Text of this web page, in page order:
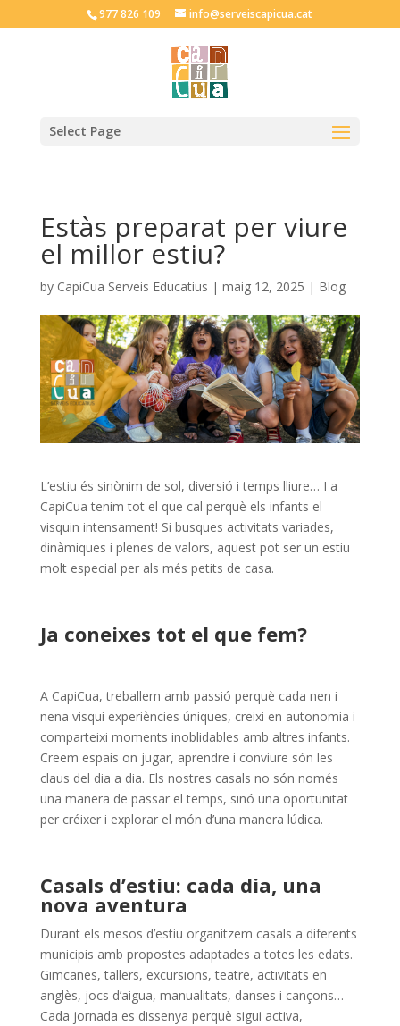
977 826 109 info@serveiscapicua.cat
Select Page
Estàs preparat per viure
el millor estiu?
by CapiCua Serveis Educatius | maig 12, 2025 | Blog
L’estiu és sinònim de sol, diversió i temps lliure… I a
CapiCua tenim tot el que cal perquè els infants el
visquin intensament! Si busques activitats variades,
dinàmiques i plenes de valors, aquest pot ser un estiu
molt especial per als més petits de casa.
Ja coneixes tot el que fem?
A CapiCua, treballem amb passió perquè cada nen i
nena visqui experiències úniques, creixi en autonomia i
comparteixi moments inoblidables amb altres infants.
Creem espais on jugar, aprendre i conviure són les
claus del dia a dia. Els nostres casals no són només
una manera de passar el temps, sinó una oportunitat
per créixer i explorar el món d’una manera lúdica.
Casals d’estiu: cada dia, una
nova aventura
Durant els mesos d’estiu organitzem casals a diferents
municipis amb propostes adaptades a totes les edats.
Gimcanes, tallers, excursions, teatre, activitats en
anglès, jocs d’aigua, manualitats, danses i cançons…
Cada jornada es dissenya perquè sigui activa,